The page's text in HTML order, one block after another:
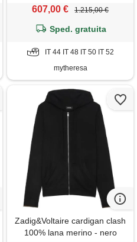
cappuccio
607,00 € 1.215,00 €
Sped. gratuita
IT 44 IT 48 IT 50 IT 52
mytheresa
Zadig&Voltaire cardigan clash
100% lana merino - nero